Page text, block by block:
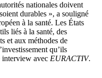
nationales doivent
durables », a souligné
à la santé. Les États
liés à la santé, des
et aux méthodes de
qu’ils
interview avec EURACTIV.